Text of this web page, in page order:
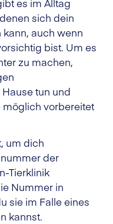
sich dein
auch wenn
bist. Um es
zu machen,
tun und
möglich vorbereitet
um dich
der
Tierklinik
Nummer in
sie im Falle eines
kannst.